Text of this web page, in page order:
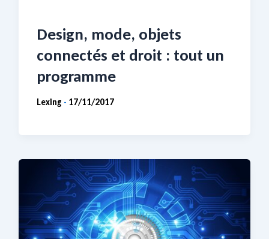
Design, mode, objets
connectés et droit : tout un
programme
Lexing - 17/11/2017